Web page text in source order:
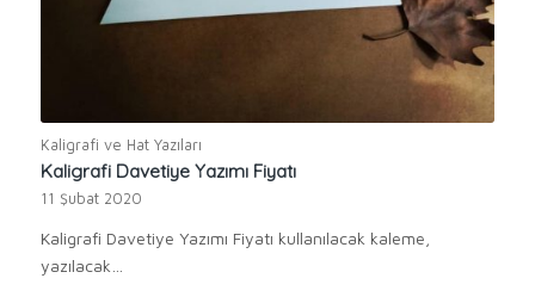
Kaligrafi ve Hat Yazıları
Kaligrafi Davetiye Yazımı Fiyatı
11 Şubat 2020
Kaligrafi Davetiye Yazımı Fiyatı kullanılacak kaleme,
yazılacak…